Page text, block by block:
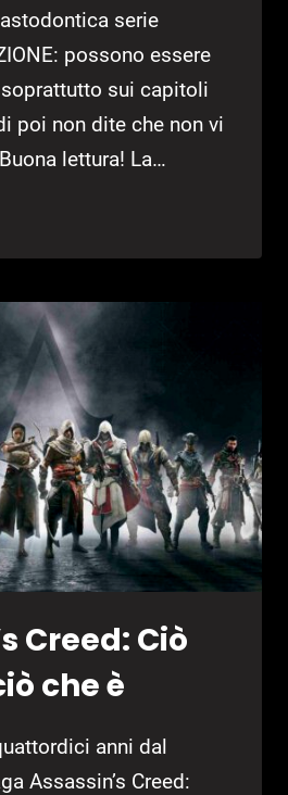
serie
possono essere
sui capitoli
poi non dite che non vi
lettura! La…
Creed: Ciò
che è
anni dal
Assassin’s Creed: